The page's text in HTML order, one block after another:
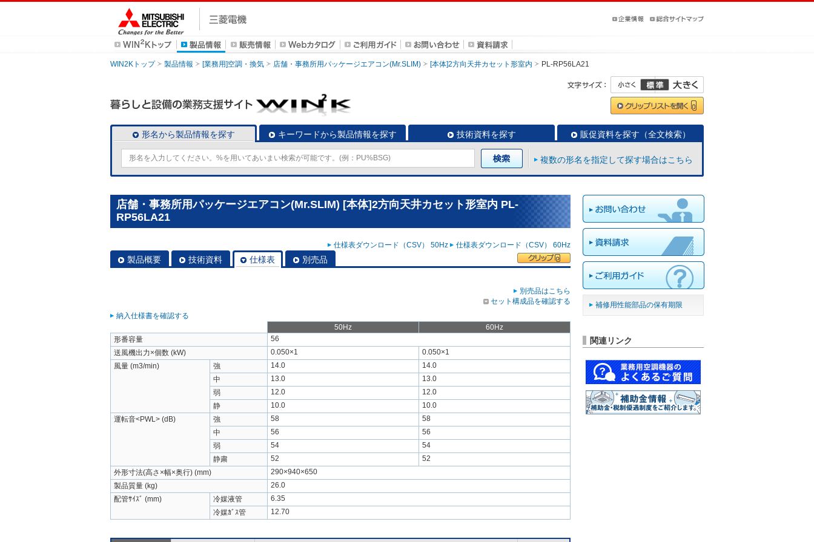
WIN2Kトップ 製品情報 [業務用]空調・換気 店舗・事務所用パッケージエアコン(Mr.SLIM) [本体]2方向天井カセット形室内 PL-RP56LA21
形名から製品情報を探す キーワードから製品情報を探す 技術資料を探す 販促資料を探す（全文検索）
複数の形名を指定して探す場合はこちら
店舗・事務所用パッケージエアコン(Mr.SLIM) [本体]2方向天井カセット形室内 PL-
RP56LA21
仕様表ダウンロード（CSV） 50Hz 仕様表ダウンロード（CSV） 60Hz
製品概要 技術資料 仕様表 別売品
別売品はこちら
セット構成品を確認する
納入仕様書を確認する
50Hz
60Hz
形番容量
56
送風機出力×個数 (kW)
0.050×1
0.050×1
風量 (m3/min)
強 14.0
14.0
中
13.0
13.0
弱
12.0
12.0
静
10.0
10.0
運転音<PWL> (dB)
強 58
58
中
56
56
弱
54
54
静粛
52
52
外形寸法(高さ×幅×奥行) (mm)
290×940×650
製品質量 (kg)
26.0
配管ｻｲｽﾞ (mm)
冷媒液管
6.35
冷媒ｶﾞｽ管
12.70
補修用性能部品の保有期限
関連リンク